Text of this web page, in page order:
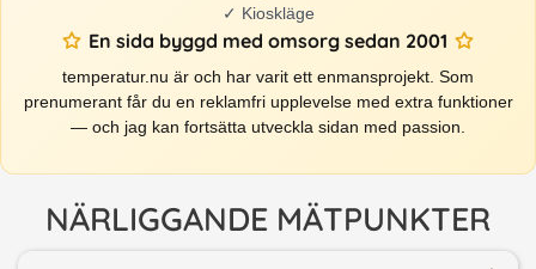
✓ Kioskläge
En sida byggd med omsorg sedan 2001
temperatur.nu är och har varit ett enmansprojekt. Som
prenumerant får du en reklamfri upplevelse med extra funktioner
— och jag kan fortsätta utveckla sidan med passion.
NÄRLIGGANDE MÄTPUNKTER